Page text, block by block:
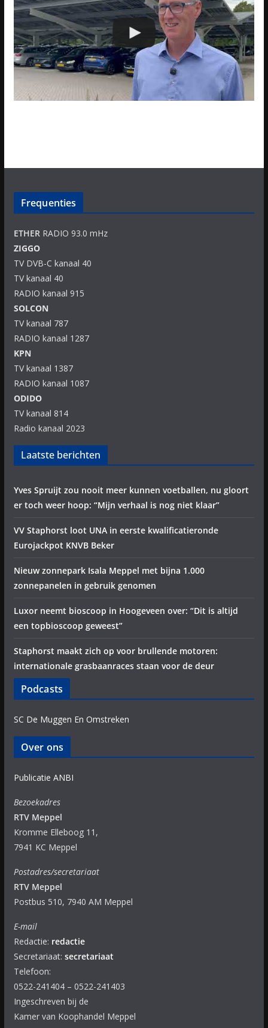
Frequenties
ETHERRADIO 93.0 mHz
ZIGGO
TV DVB-C kanaal 40
TV kanaal 40
RADIO kanaal 915
SOLCON
TV kanaal 787
RADIO kanaal 1287
KPN
TV kanaal 1387
RADIO kanaal 1087
ODIDO
TV kanaal 814
Radio kanaal 2023
Laatste berichten
Yves Spruijt zou nooit meer kunnen voetballen, nu gloort
er toch weer hoop: “Mijn verhaal is nog niet klaar”
VV Staphorst loot UNA in eerste kwalificatieronde
Eurojackpot KNVB Beker
Nieuw zonnepark Isala Meppel met bijna 1.000
zonnepanelen in gebruik genomen
Luxor neemt bioscoop in Hoogeveen over: “Dit is altijd
een topbioscoop geweest”
Staphorst maakt zich op voor brullende motoren:
internationale grasbaanraces staan voor de deur
Podcasts
SC De Muggen En Omstreken
Over ons
Publicatie ANBI
Bezoekadres
RTV Meppel
Kromme Elleboog 11,
7941 KC Meppel
Postadres/secretariaat
RTV Meppel
Postbus 510, 7940 AM Meppel
E-mail
Redactie: redactie
Secretariaat: secretariaat
Telefoon:
0522-241404 – 0522-241403
Ingeschreven bij de
Kamer van Koophandel Meppel